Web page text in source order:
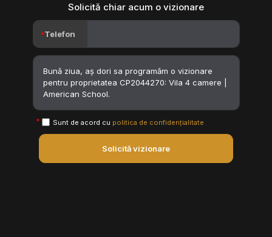
Solicită chiar acum o vizionare
Telefon
Sunt de acord cu politica de confidențialitate
Solicită vizionare